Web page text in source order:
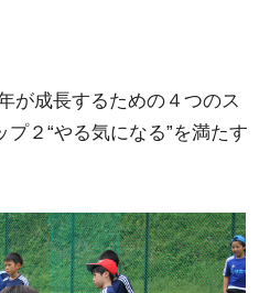
が成長するための４つのス
２“やる気になる”を満たす
ふくらはぎの張りや疲れに